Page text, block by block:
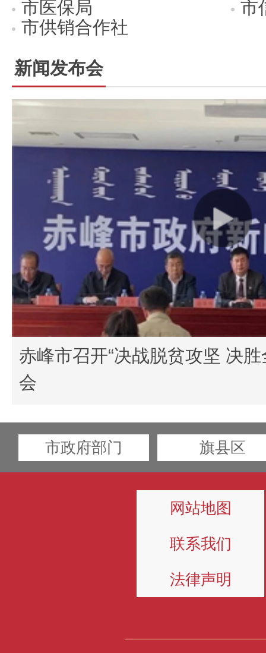
市医保局
市
市供销合作社
新闻发布会
赤峰市召开“决战脱贫攻坚 决
会
市政府部门 旗县区
网站地图
联系我们
法律声明